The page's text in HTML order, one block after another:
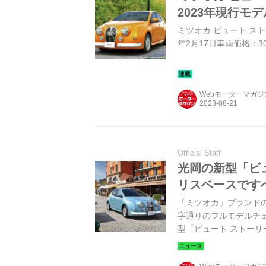
2023年現行モデ
ミツオカ ビュート ス
年2月17日車両価格：
Webモーターマガジ
Official Staff
光岡の新型「ビ
リスベースです
「ミツオカ」ブラン
字通りのフルモデルチ
型「ビュート ストー
ことになった。